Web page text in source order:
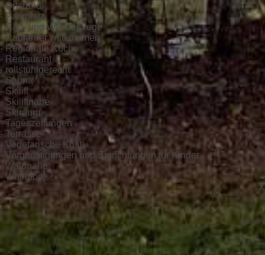
- Ortsrand
- Parkplatz
- Rad- und Wanderwege
- Radfahrer willkommen
- Regionale Küche
- Restaurant
- rollstuhlgerecht
- Sauna
- Skilift
- Skiliftnähe
- Skiraum
- Tageszeitungen
- Terrasse
- Vegetarische Kost
- Vergünstigungen und Einrichtungen für Kinder
- Waldnähe
- Whirlpool
X
<
>